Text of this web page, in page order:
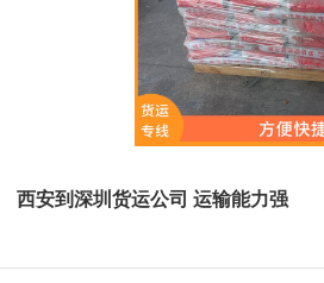
西安到深圳货运公司 运输能力强